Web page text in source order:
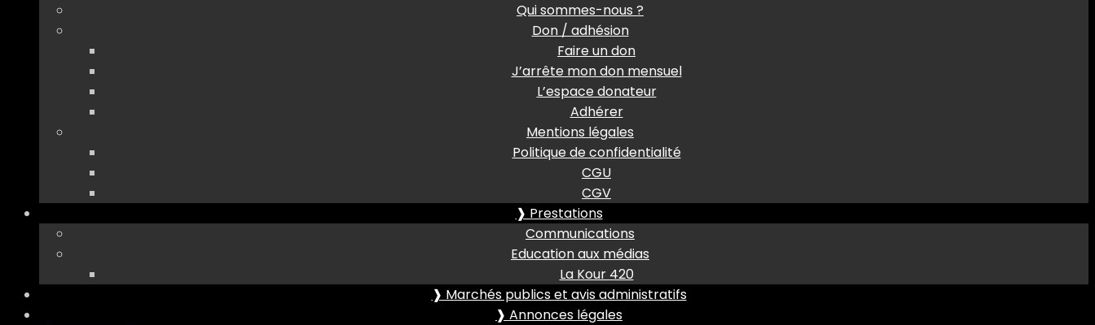
Qui sommes-nous ?
Don / adhésion
Faire un don
J’arrête mon don mensuel
L’espace donateur
Adhérer
Mentions légales
Politique de confidentialité
CGU
CGV
❱ Prestations
Communications
Education aux médias
La Kour 420
❱ Marchés publics et avis administratifs
❱ Annonces légales